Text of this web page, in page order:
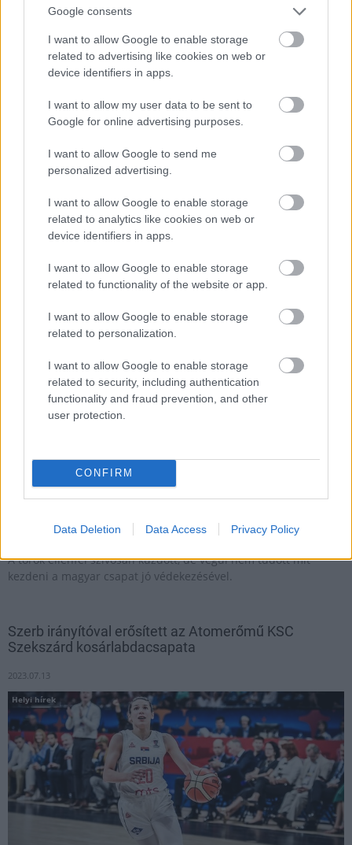
Google consents
I want to allow Google to enable storage
related to advertising like cookies on web or
device identifiers in apps.
I want to allow my user data to be sent to
Google for online advertising purposes.
I want to allow Google to send me
personalized advertising.
I want to allow Google to enable storage
related to analytics like cookies on web or
device identifiers in apps.
I want to allow Google to enable storage
related to functionality of the website or app.
I want to allow Google to enable storage
related to personalization.
I want to allow Google to enable storage
related to security, including authentication
functionality and fraud prevention, and other
user protection.
CONFIRM
Data Deletion Data Access Privacy Policy
A minitorna győztese a főtáblára kerül, a második és a
harmadik helyezett pedig az Európa Kupában folytatja
szereplését.
Élre állt a Szekszárd az Európa Kupa csoportjában
2021.01.22
A török ellenfél szívósan küzdött, de végül nem tudott mit
kezdeni a magyar csapat jó védekezésével.
Szerb irányítóval erősített az Atomerőmű KSC
Szekszárd kosárlabdacsapata
2023.07.13
Helyi hírek